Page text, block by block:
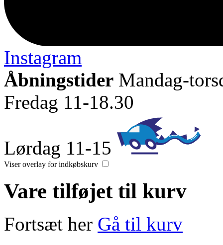
Instagram
Åbningstider Mandag-
Fredag 11-18.30
Lørdag 11-15
Viser overlay for indkøbskurv
Vare tilføjet til kurv
Fortsæt her Gå til kurv